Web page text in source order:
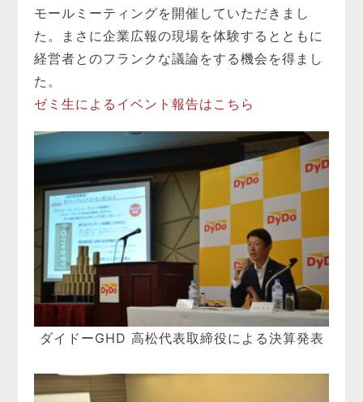
モールミーティングを開催していただきまし
た。まさに企業広報の現場を体験するとともに
経営者とのフランクな議論をする機会を得まし
た。
ゼミ生によるイベント報告はこちら
ダイドーGHD 高松代表取締役による決算発表